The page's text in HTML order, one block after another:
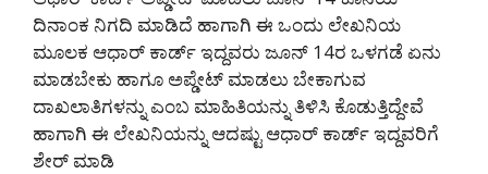
ದಿನಾಂಕ ನಿಗದಿ ಮಾಡಿದೆ ಹಾಗಾಗಿ ಈ ಒಂದು ಲೇಖನಿಯ
ಮೂಲಕ ಆಧಾರ್ ಕಾರ್ಡ್ ಇದ್ದವರು ಜೂನ್ 14ರ ಒಳಗಡೆ ಏನು
ಮಾಡಬೇಕು ಹಾಗೂ ಅಪ್ಡೇಟ್ ಮಾಡಲು ಬೇಕಾಗುವ
ದಾಖಲಾತಿಗಳನ್ನು ಎಂಬ ಮಾಹಿತಿಯನ್ನು ತಿಳಿಸಿ ಕೊಡುತ್ತಿದ್ದೇವೆ
ಹಾಗಾಗಿ ಈ ಲೇಖನಿಯನ್ನು ಆದಷ್ಟು ಆಧಾರ್ ಕಾರ್ಡ್ ಇದ್ದವರಿಗೆ
ಶೇರ್ ಮಾಡಿ